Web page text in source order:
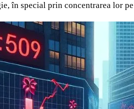
în special prin concentrarea lor